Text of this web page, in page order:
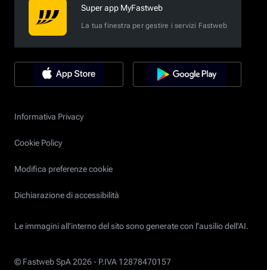
Super app MyFastweb
La tua finestra per gestire i servizi Fastweb
Informativa Privacy
Cookie Policy
Modifica preferenze cookie
Dichiarazione di accessibilità
Le immagini all’interno del sito sono generate con l'ausilio dell'AI.
© Fastweb SpA 2026 - P.IVA 12878470157